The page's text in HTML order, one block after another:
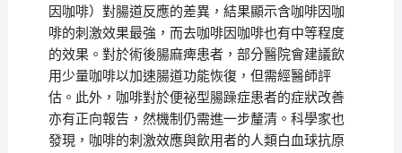
因咖啡）對腸道反應的差異，結果顯示含咖啡因咖
啡的刺激效果最強，而去咖啡因咖啡也有中等程度
的效果。對於術後腸麻痺患者，部分醫院會建議飲
用少量咖啡以加速腸道功能恢復，但需經醫師評
估。此外，咖啡對於便祕型腸躁症患者的症狀改善
亦有正向報告，然機制仍需進一步釐清。科學家也
發現，咖啡的刺激效應與飲用者的人類白血球抗原